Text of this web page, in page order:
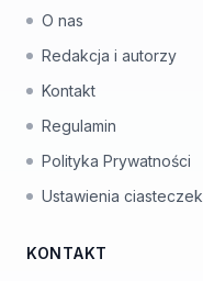
O nas
Redakcja i autorzy
Kontakt
Regulamin
Polityka Prywatności
Ustawienia ciasteczek
KONTAKT